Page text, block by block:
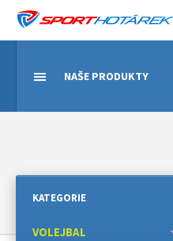
NAŠE PRODUKTY
KATEGORIE
VOLEJBAL